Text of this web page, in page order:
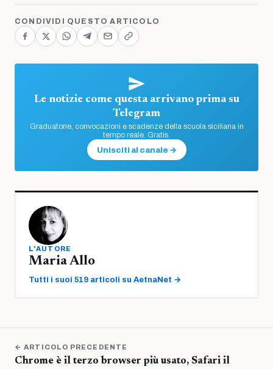
CONDIVIDI QUESTO ARTICOLO
Le notizie come questa arrivano prima su
Telegram
Graduatorie, convocazioni e scadenze della scuola siciliana in
tempo reale. Gratis.
Unisciti al canale →
L'AUTORE
Maria Allo
Tutti i suoi 519 articoli su AetnaNet →
← ARTICOLO PRECEDENTE
Chrome è il terzo browser più usato, Safari il